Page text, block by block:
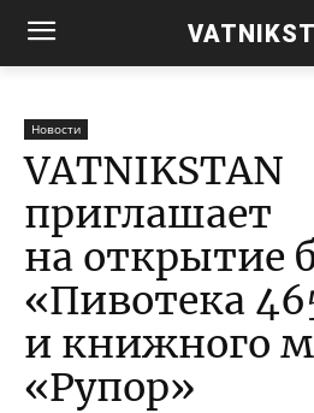
Новости
VATNIKSTAN
приглашает
на открытие
«Пивотека
и книжного
«Рупор»